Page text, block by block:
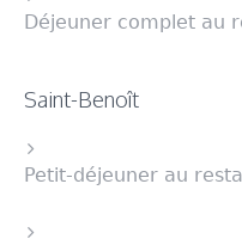
Déjeuner complet au
Saint-Benoît
Petit-déjeuner au